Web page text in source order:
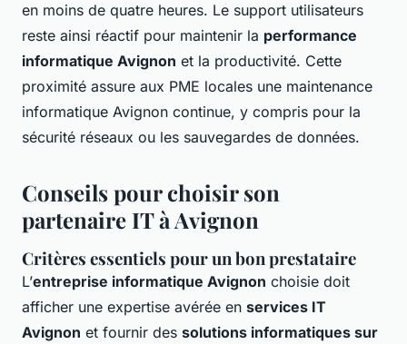
en moins de quatre heures. Le support utilisateurs
reste ainsi réactif pour maintenir la performance
informatique Avignon et la productivité. Cette
proximité assure aux PME locales une maintenance
informatique Avignon continue, y compris pour la
sécurité réseaux ou les sauvegardes de données.
Conseils pour choisir son
partenaire IT à Avignon
Critères essentiels pour un bon prestataire
L’entreprise informatique Avignon choisie doit
afficher une expertise avérée en services IT
Avignon et fournir des solutions informatiques sur